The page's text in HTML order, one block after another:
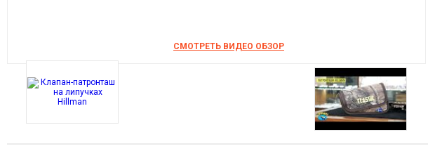
СМОТРЕТЬ ВИДЕО ОБЗОР